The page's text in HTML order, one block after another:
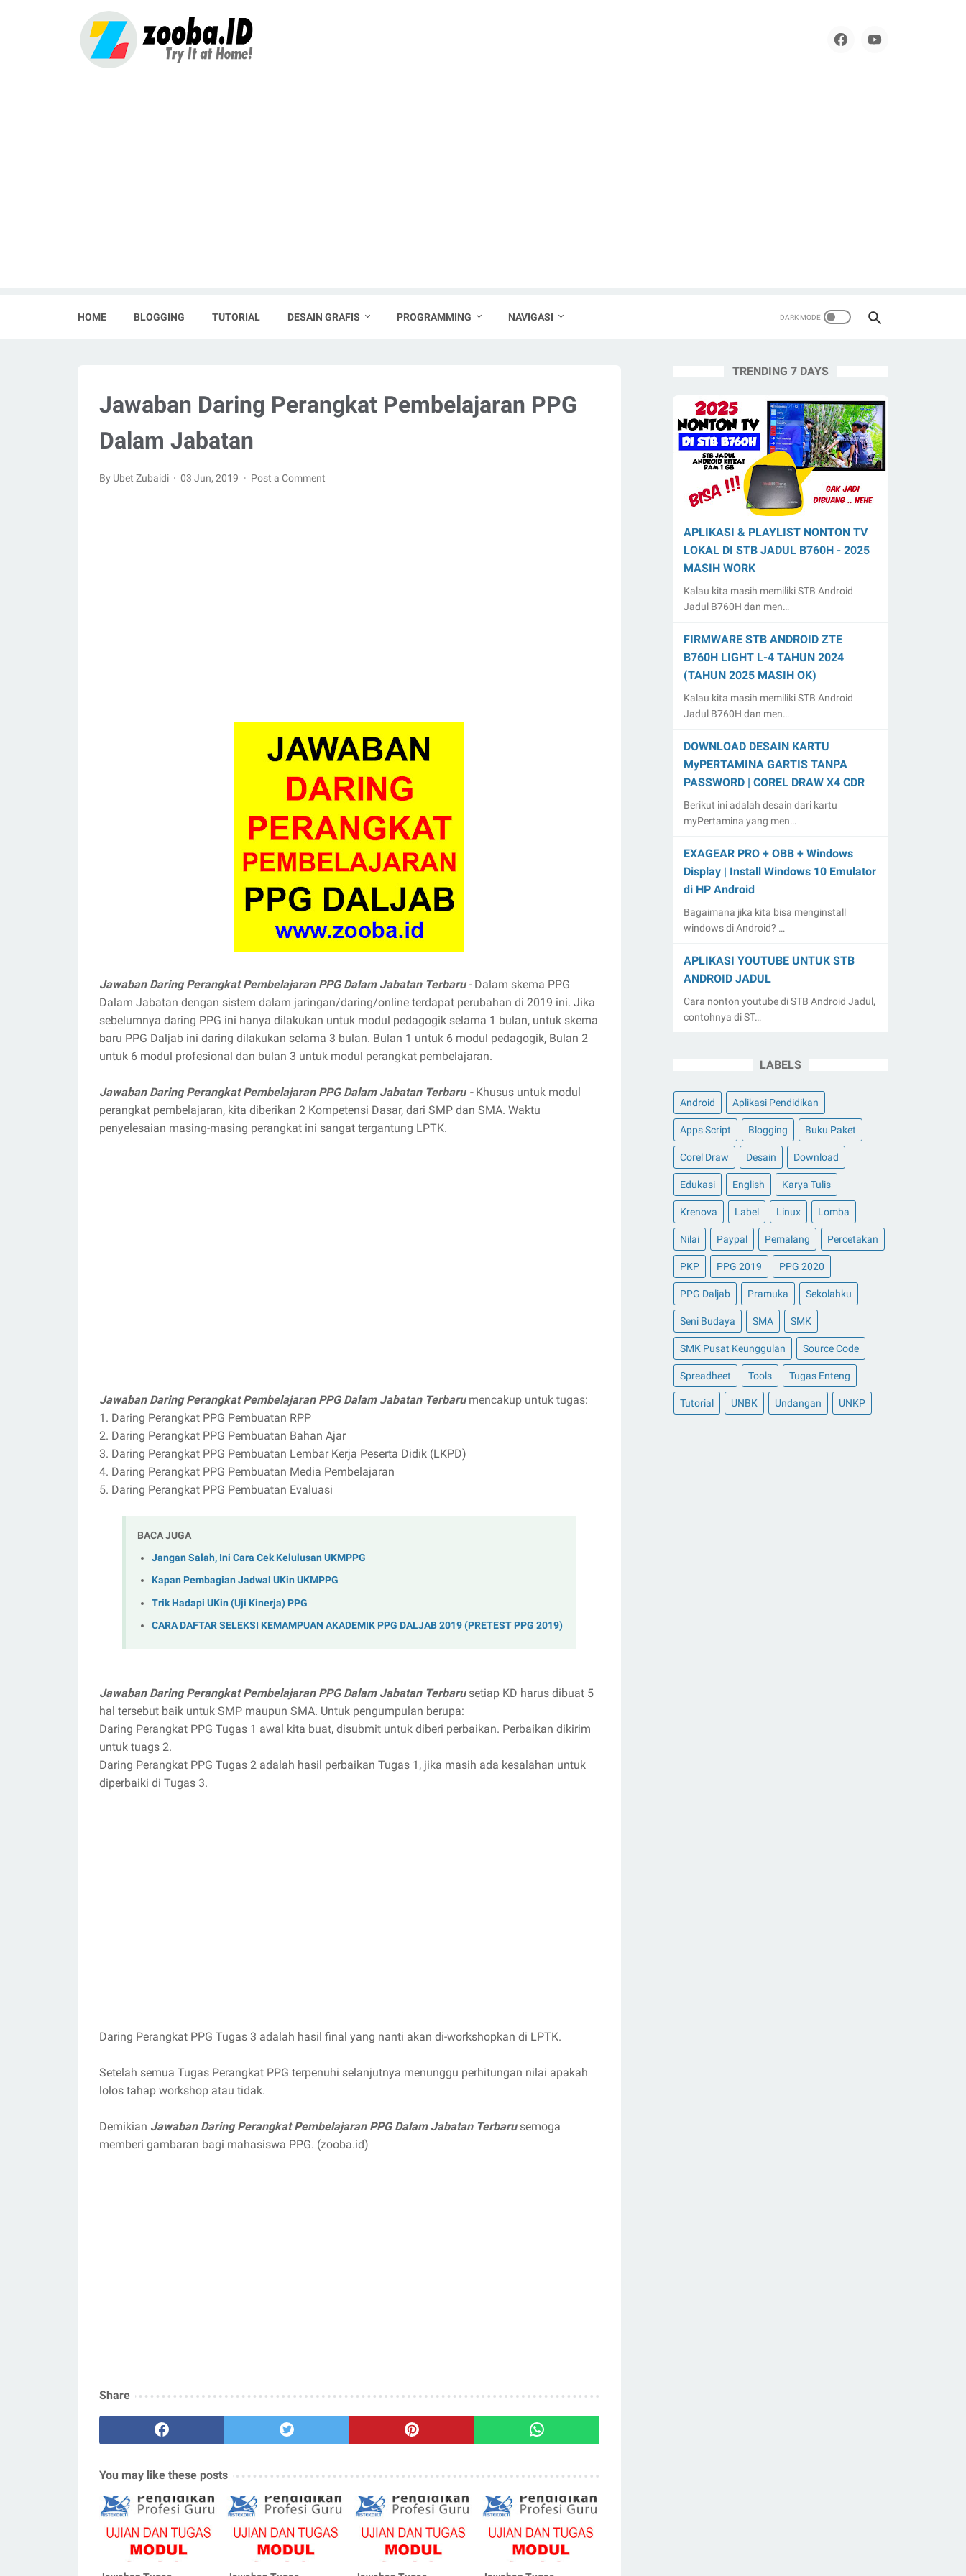
HOME BLOGGING TUTORIAL DESAIN GRAFIS PROGRAMMING NAVIGASI
Jawaban Daring Perangkat Pembelajaran PPG
Dalam Jabatan
By Ubet Zubaidi 03 Jun, 2019 Post a Comment
Jawaban Daring Perangkat Pembelajaran PPG Dalam Jabatan Terbaru- Dalam skema PPG
Dalam Jabatan dengan sistem dalam jaringan/daring/online terdapat perubahan di 2019 ini. Jika
sebelumnya daring PPG ini hanya dilakukan untuk modul pedagogik selama 1 bulan, untuk skema
baru PPG Daljab ini daring dilakukan selama 3 bulan. Bulan 1 untuk 6 modul pedagogik, Bulan 2
untuk 6 modul profesional dan bulan 3 untuk modul perangkat pembelajaran.
Jawaban Daring Perangkat Pembelajaran PPG Dalam Jabatan Terbaru -Khusus untuk modul
perangkat pembelajaran, kita diberikan 2 Kompetensi Dasar, dari SMP dan SMA. Waktu
penyelesaian masing-masing perangkat ini sangat tergantung LPTK.
Jawaban Daring Perangkat Pembelajaran PPG Dalam Jabatan Terbaru mencakup untuk tugas:
1. Daring Perangkat PPG Pembuatan RPP
2. Daring Perangkat PPG Pembuatan Bahan Ajar
3. Daring Perangkat PPG Pembuatan Lembar Kerja Peserta Didik (LKPD)
4. Daring Perangkat PPG Pembuatan Media Pembelajaran
5. Daring Perangkat PPG Pembuatan Evaluasi
BACA JUGA
Jangan Salah, Ini Cara Cek Kelulusan UKMPPG
Kapan Pembagian Jadwal UKin UKMPPG
Trik Hadapi UKin (Uji Kinerja) PPG
CARA DAFTAR SELEKSI KEMAMPUAN AKADEMIK PPG DALJAB 2019 (PRETEST PPG 2019)
Jawaban Daring Perangkat Pembelajaran PPG Dalam Jabatan Terbaru setiap KD harus dibuat 5
hal tersebut baik untuk SMP maupun SMA. Untuk pengumpulan berupa:
Daring Perangkat PPG Tugas 1 awal kita buat, disubmit untuk diberi perbaikan. Perbaikan dikirim
untuk tuags 2.
Daring Perangkat PPG Tugas 2 adalah hasil perbaikan Tugas 1, jika masih ada kesalahan untuk
diperbaiki di Tugas 3.
Daring Perangkat PPG Tugas 3 adalah hasil final yang nanti akan di-workshopkan di LPTK.
Setelah semua Tugas Perangkat PPG terpenuhi selanjutnya menunggu perhitungan nilai apakah
lolos tahap workshop atau tidak.
Demikian Jawaban Daring Perangkat Pembelajaran PPG Dalam Jabatan Terbaru semoga
memberi gambaran bagi mahasiswa PPG. (zooba.id)
Share
You may like these posts
TRENDING 7 DAYS
APLIKASI & PLAYLIST NONTON TV
LOKAL DI STB JADUL B760H - 2025
MASIH WORK
Kalau kita masih memiliki STB Android
Jadul B760H dan men…
FIRMWARE STB ANDROID ZTE
B760H LIGHT L-4 TAHUN 2024
(TAHUN 2025 MASIH OK)
Kalau kita masih memiliki STB Android
Jadul B760H dan men…
DOWNLOAD DESAIN KARTU
MyPERTAMINA GARTIS TANPA
PASSWORD | COREL DRAW X4 CDR
Berikut ini adalah desain dari kartu
myPertamina yang men…
EXAGEAR PRO + OBB + Windows
Display | Install Windows 10 Emulator
di HP Android
Bagaimana jika kita bisa menginstall
windows di Android? …
APLIKASI YOUTUBE UNTUK STB
ANDROID JADUL
Cara nonton youtube di STB Android Jadul,
contohnya di ST…
LABELS
Android Aplikasi Pendidikan
Apps Script Blogging Buku Paket
Corel Draw Desain Download
Edukasi English Karya Tulis
Krenova Label Linux Lomba
Nilai Paypal Pemalang Percetakan
PKP PPG 2019 PPG 2020
PPG Daljab Pramuka Sekolahku
Seni Budaya SMA SMK
SMK Pusat Keunggulan Source Code
Spreadheet Tools Tugas Enteng
Tutorial UNBK Undangan UNKP